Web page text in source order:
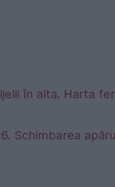
în alta. Harta
Schimbarea